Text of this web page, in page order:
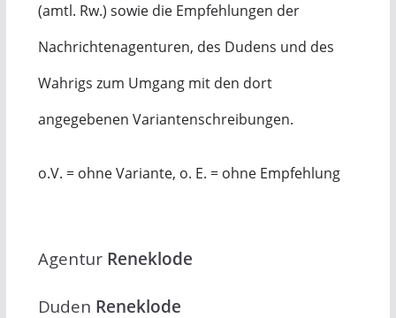
(amtl. Rw.) sowie die Empfehlungen der
Nachrichtenagenturen, des Dudens und des
Wahrigs zum Umgang mit den dort
angegebenen Variantenschreibungen.
o.V. = ohne Variante, o. E. = ohne Empfehlung
Agentur Reneklode
Duden Reneklode